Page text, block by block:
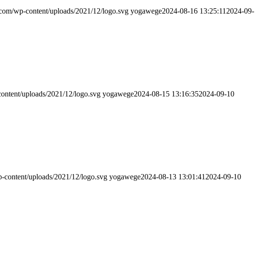
wp-content/uploads/2021/12/logo.svg yogawege2024-08-16 13:25:11 2024-09-
uploads/2021/12/logo.svg yogawege2024-08-15 13:16:352024-09-10
uploads/2021/12/logo.svg yogawege2024-08-13 13:01:41 2024-09-10